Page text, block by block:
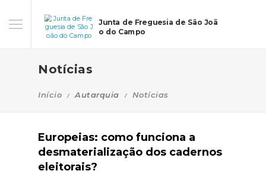
Junta de Freguesia de São Joã
o do Campo
Notícias
Início Autarquia Notícias
Europeias: como funciona a
desmaterialização dos cadernos
eleitorais?